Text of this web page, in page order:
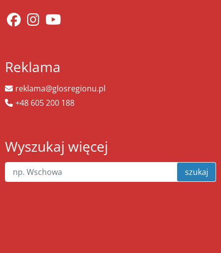
Reklama
reklama@glosregionu.pl
+48 605 200 188
Wyszukaj więcej
szukaj